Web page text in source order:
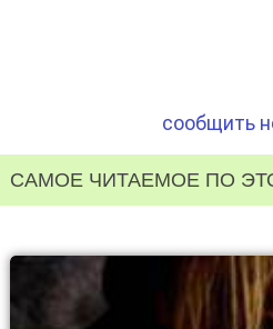
сообщить
САМОЕ ЧИТАЕМОЕ ПО